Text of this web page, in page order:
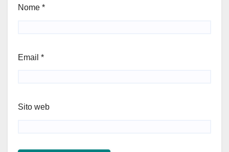
Nome *
Email *
Sito web